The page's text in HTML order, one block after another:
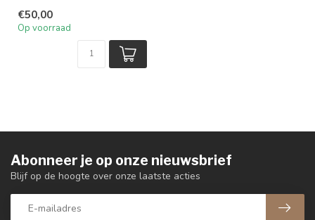
€50,00
Op voorraad
Abonneer je op onze nieuwsbrief
Blijf op de hoogte over onze laatste acties